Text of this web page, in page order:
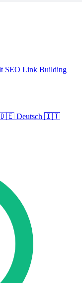
SEO Link Building
Deutsch 🇮🇹
SEO